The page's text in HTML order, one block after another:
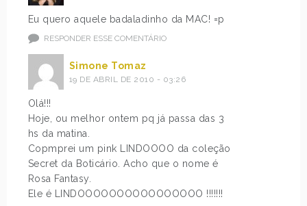
Eu quero aquele badaladinho da MAC! =p
RESPONDER ESSE COMENTÁRIO
Simone Tomaz
19 DE ABRIL DE 2010 - 03:26
Olá!!!
Hoje, ou melhor ontem pq já passa das 3
hs da matina.
Copmprei um pink LINDOOOO da coleção
Secret da Boticário. Acho que o nome é
Rosa Fantasy.
Ele é LINDOOOOOOOOOOOOOOOO !!!!!!!